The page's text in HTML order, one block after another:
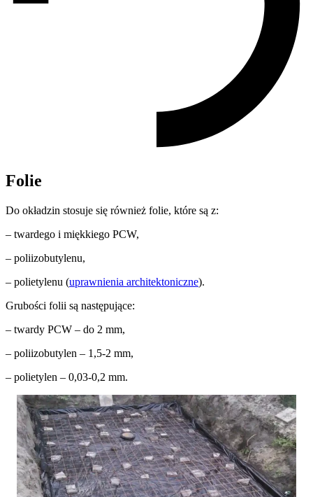
Folie
Do okładzin stosuje się również folie, które są z:
– twardego i miękkiego PCW,
– poliizobutylenu,
– polietylenu (uprawnienia architektoniczne).
Grubości folii są następujące:
– twardy PCW – do 2 mm,
– poliizobutylen – 1,5-2 mm,
– polietylen – 0,03-0,2 mm.